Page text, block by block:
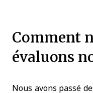
Comment
évaluons
Nous avons passé